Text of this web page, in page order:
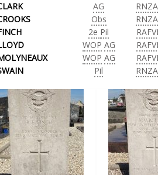
AG
Obs
2e Pil
WOP AG
WOP AG
Pil